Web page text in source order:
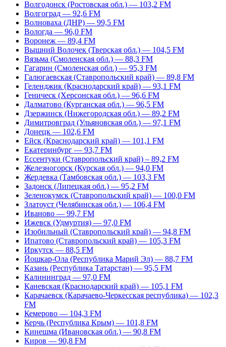
Волгодонск (Ростовская обл.) — 103,2 FM
Волгоград — 92,6 FM
Волноваха (ДНР) — 99,5 FM
Вологда — 96,0 FM
Воронеж — 89,4 FM
Вышний Волочек (Тверская обл.) — 104,5 FM
Вязьма (Смоленская обл.) — 88,3 FM
Гагарин (Смоленская обл.) — 95,3 FM
Галюгаевская (Ставропольский край) — 89,8 FM
Геленджик (Краснодарский край) — 93,1 FM
Геническ (Херсонская обл.) — 96,6 FM
Далматово (Курганская обл.) — 96,5 FM
Дзержинск (Нижегородская обл.) — 89,2 FM
Димитровград (Ульяновская обл.) — 97,1 FM
Донецк — 102,6 FM
Ейск (Краснодарский край) — 101,1 FM
Екатеринбург — 93,7 FM
Ессентуки (Ставропольский край) – 89,2 FM
Железногорск (Курская обл.) — 94,0 FM
Жердевка (Тамбовская обл.) — 103,3 FM
Задонск (Липецкая обл.) — 95,2 FM
Зеленокумск (Ставропольский край) — 100,0 FM
Златоуст (Челябинская обл.) — 106,4 FM
Иваново — 99,7 FM
Ижевск (Удмуртия) — 97,0 FM
Изобильный (Ставропольский край) — 94,8 FM
Ипатово (Ставропольский край) — 105,3 FM
Иркутск — 88,5 FM
Йошкар-Ола (Республика Марий Эл) — 88,7 FM
Казань (Республика Татарстан) — 95,5 FM
Калининград — 97,0 FM
Каневская (Краснодарский край) — 105,1 FM
Карачаевск (Карачаево-Черкесская республика) — 102,3
FM
Кемерово — 104,3 FM
Керчь (Республика Крым) — 101,8 FM
Кинешма (Ивановская обл.) — 90,8 FM
Киров — 90,8 FM